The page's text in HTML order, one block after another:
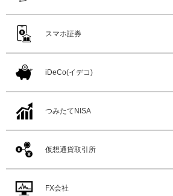
スマホ証券
iDeCo(イデコ)
つみたてNISA
仮想通貨取引所
FX会社